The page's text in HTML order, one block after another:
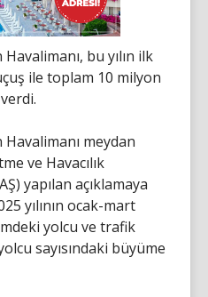
bu yılın ilk
ile toplam 10 milyon
meydan
ve Havacılık
yapılan açıklamaya
yılının ocak-mart
yolcu ve trafik
sayısındaki büyüme